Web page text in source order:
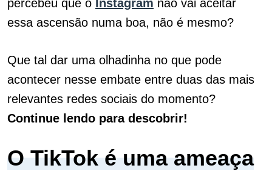
percebeu que o Instagram não vai aceitar
essa ascensão numa boa, não é mesmo?
Que tal dar uma olhadinha no que pode
acontecer nesse embate entre duas das mais
relevantes redes sociais do momento?
Continue lendo para descobrir!
O TikTok é uma ameaça